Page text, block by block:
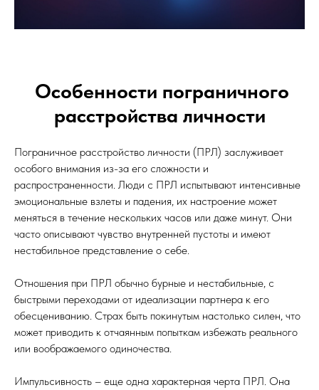
Особенности пограничного
расстройства личности
Пограничное расстройство личности (ПРЛ) заслуживает
особого внимания из-за его сложности и
распространенности. Люди с ПРЛ испытывают интенсивные
эмоциональные взлеты и падения, их настроение может
меняться в течение нескольких часов или даже минут. Они
часто описывают чувство внутренней пустоты и имеют
нестабильное представление о себе.
Отношения при ПРЛ обычно бурные и нестабильные, с
быстрыми переходами от идеализации партнера к его
обесцениванию. Страх быть покинутым настолько силен, что
может приводить к отчаянным попыткам избежать реального
или воображаемого одиночества.
Импульсивность – еще одна характерная черта ПРЛ. Она